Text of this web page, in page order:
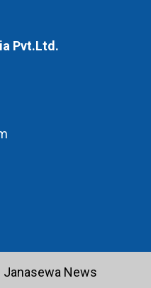
Pvt.Ltd.
Janasewa News